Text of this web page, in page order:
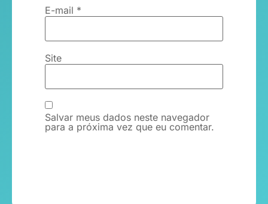
E-mail *
Site
Salvar meus dados neste navegador
para a próxima vez que eu comentar.